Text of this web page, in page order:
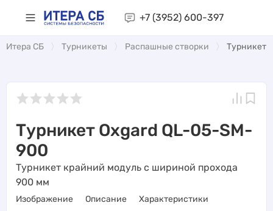
+7 (3952) 600-397
Итера СБ Турникеты Распашные створки Турникет
Турникет Oxgard QL-05-SM-
900
Турникет крайний модуль с шириной прохода
900 мм
Изображение Описание
Характеристики